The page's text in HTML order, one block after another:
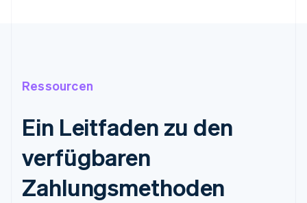
Ressourcen
Ein Leitfaden zu den
verfügbaren
Zahlungsmethoden